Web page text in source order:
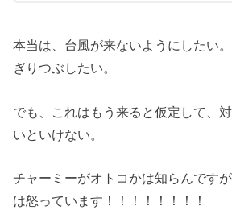
本当は、台風が来ないようにしたい
ぎりつぶしたい。
でも、これはもう来ると仮定して、
いといけない。
チャーミーがオトコかは知らんです
は怒っています！！！！！！！！